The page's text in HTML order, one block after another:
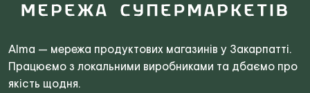
Alma — мережа продуктових магазинів у Закарпатті.
Працюємо з локальними виробниками та дбаємо про
якість щодня.